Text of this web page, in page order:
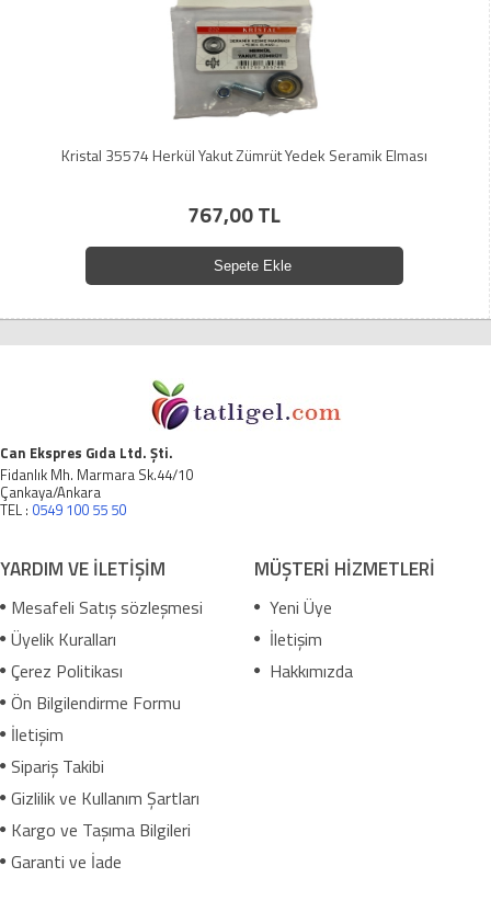
Kristal 35574 Herkül Yakut Zümrüt Yedek Seramik Elması
767,00 TL
Sepete Ekle
Can Ekspres Gıda Ltd. Şti.
Fidanlık Mh. Marmara Sk.44/10
Çankaya/Ankara
TEL : 0549 100 55 50
YARDIM VE İLETİŞİM
Mesafeli Satış sözleşmesi
Üyelik Kuralları
Çerez Politikası
Ön Bilgilendirme Formu
İletişim
Sipariş Takibi
Gizlilik ve Kullanım Şartları
Kargo ve Taşıma Bilgileri
Garanti ve İade
MÜŞTERİ HİZMETLERİ
Yeni Üye
İletişim
Hakkımızda